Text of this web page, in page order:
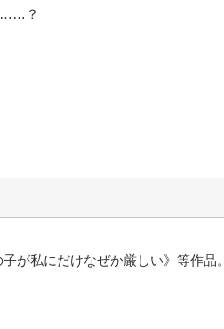
……？
が私にだけなぜか厳しい》等作品。